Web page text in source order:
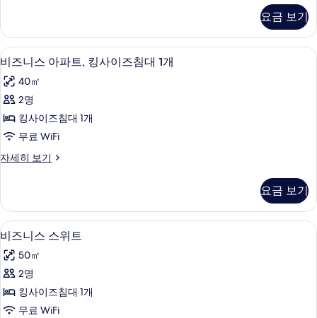
침
대
2
개
사
진
모
두
아
파
트,
더
블
침
2
개
세
요금 보기
비
즈
니
스
아
파
트,
사
이
즈
침
대
1
개
미니바, 객실 내 금고, 책상, 노트북 작
5
비즈니스 아파트, 킹사이즈침대 1개
40㎡
2명
킹사이즈침대 1개
무료 WiFi
자세히 보기
비
아
파
트,
킹
사
이
침
대
요금 보기
비
즈
니
스
스
비즈니스 스위트 | 미니바, 객실 내 금
8
비즈니스 스위트
50㎡
2명
킹사이즈침대 1개
무료 WiFi